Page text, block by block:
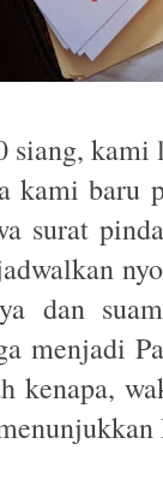
kami
kami baru
surat
dan
menjadi
kenapa,